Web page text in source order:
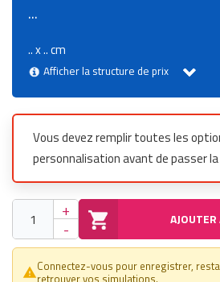
...
.. x .. cm
Afficher la structure de prix
Vous devez remplir toutes les
personnalisation avant de passer
+
-
AJOUTER
warning_amber
Connectez-vous pour enregistrer,